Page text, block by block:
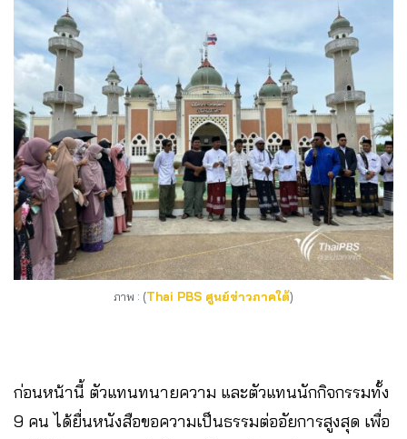
ภาพ : (Thai PBS ศูนย์ข่าวภาคใต้)
ก่อนหน้านี้ ตัวแทนทนายความ และตัวแทนนักกิจกรรมทั้ง
9 คน ได้ยื่นหนังสือขอความเป็นธรรมต่ออัยการสูงสุด เพื่อ